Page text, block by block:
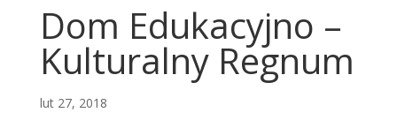
Dom Edukacyjno –
Kulturalny Regnum
lut 27, 2018